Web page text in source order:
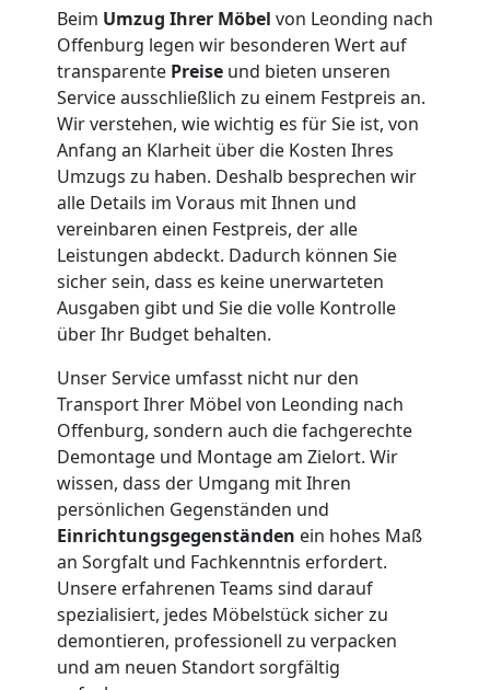
Beim Umzug Ihrer Möbel von Leonding nach
Offenburg legen wir besonderen Wert auf
transparente Preise und bieten unseren
Service ausschließlich zu einem Festpreis an.
Wir verstehen, wie wichtig es für Sie ist, von
Anfang an Klarheit über die Kosten Ihres
Umzugs zu haben. Deshalb besprechen wir
alle Details im Voraus mit Ihnen und
vereinbaren einen Festpreis, der alle
Leistungen abdeckt. Dadurch können Sie
sicher sein, dass es keine unerwarteten
Ausgaben gibt und Sie die volle Kontrolle
über Ihr Budget behalten.
Unser Service umfasst nicht nur den
Transport Ihrer Möbel von Leonding nach
Offenburg, sondern auch die fachgerechte
Demontage und Montage am Zielort. Wir
wissen, dass der Umgang mit Ihren
persönlichen Gegenständen und
Einrichtungsgegenständen ein hohes Maß
an Sorgfalt und Fachkenntnis erfordert.
Unsere erfahrenen Teams sind darauf
spezialisiert, jedes Möbelstück sicher zu
demontieren, professionell zu verpacken
und am neuen Standort sorgfältig
Expressumzug
Leonding
Tragehilfe
Leonding
Kleiner
Umzug
Leonding
Küchenumzug
Leonding
Umzug